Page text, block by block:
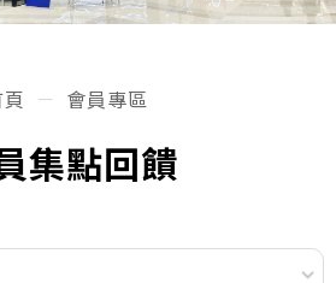
集點回饋
會員專區